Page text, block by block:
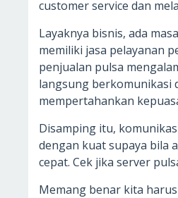
customer service dan
Layaknya bisnis, ada
memiliki jasa pelayanan
penjualan pulsa
langsung berkomunikasi
mempertahankan
Disamping itu,
dengan kuat supaya bila
cepat. Cek jika server
Memang benar kita